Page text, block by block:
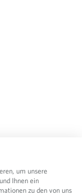
um unsere
Ihnen ein
zu den von uns